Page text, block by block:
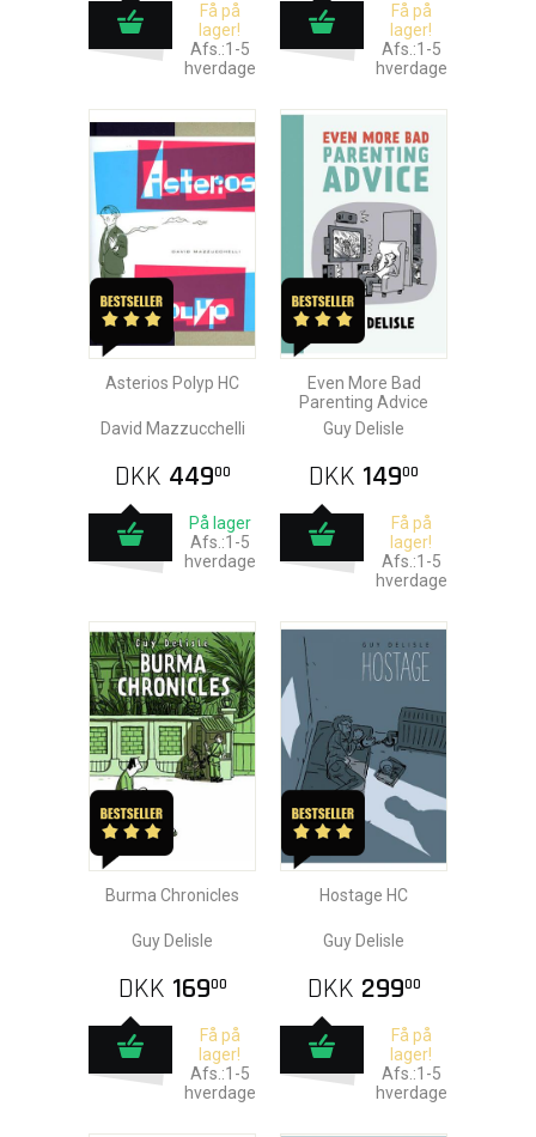
Få på
lager!
Afs.:1-5
hverdage
Få på
lager!
Afs.:1-5
hverdage
Asterios Polyp HC
David Mazzucchelli
DKK 44900
På lager
Afs.:1-5
hverdage
Even More Bad
Parenting Advice
Guy Delisle
DKK 14900
Få på
lager!
Afs.:1-5
hverdage
Burma Chronicles
Guy Delisle
DKK 16900
Få på
lager!
Afs.:1-5
hverdage
Hostage HC
Guy Delisle
DKK 29900
Få på
lager!
Afs.:1-5
hverdage